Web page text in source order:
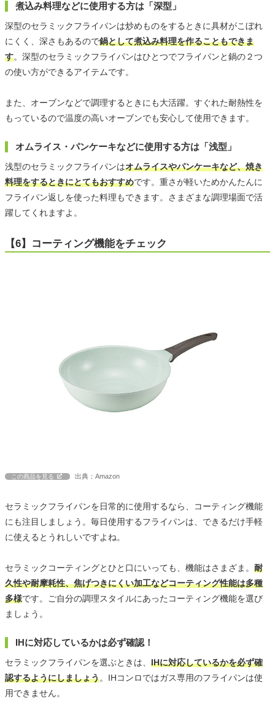
煮込み料理などに使用する方は「深型」
深型のセラミックフライパンは炒めものをするときに具材がこぼれ
にくく、深さもあるので鍋として煮込み料理を作ることもできま
す。深型のセラミックフライパンはひとつでフライパンと鍋の２つ
の使い方ができるアイテムです。
また、オーブンなどで調理するときにも大活躍。すぐれた耐熱性を
もっているので温度の高いオーブンでも安心して使用できます。
オムライス・パンケーキなどに使用する方は「浅型」
浅型のセラミックフライパンはオムライスやパンケーキなど、焼き
料理をするときにとてもおすすめです。重さが軽いためかんたんに
フライパン返しを使った料理もできます。さまざまな調理場面で活
躍してくれますよ。
【6】コーティング機能をチェック
この商品を見る 出典：Amazon
セラミックフライパンを日常的に使用するなら、コーティング機能
にも注目しましょう。毎日使用するフライパンは、できるだけ手軽
に使えるとうれしいですよね。
セラミックコーティングとひと口にいっても、機能はさまざま。 耐
久性や耐摩耗性、焦げつきにくい加工などコーティング性能は多種
多様です。ご自分の調理スタイルにあったコーティング機能を選び
ましょう。
IHに対応しているかは必ず確認！
セラミックフライパンを選ぶときは、 IHに対応しているかを必ず確
認するようにしましょう。IHコンロではガス専用のフライパンは使
用できません。